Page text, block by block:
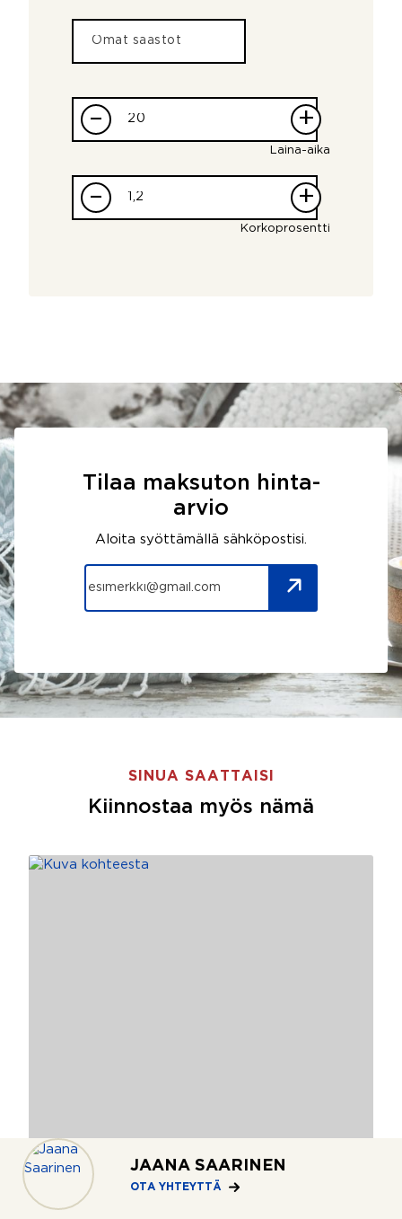
JAANA SAARINEN
OTA YHTEYTTÄ
– +
Laina-aika
– +
Korkoprosentti
Tilaa maksuton hinta-
arvio
Aloita syöttämällä sähköpostisi.
SINUA SAATTAISI
Kiinnostaa myös nämä